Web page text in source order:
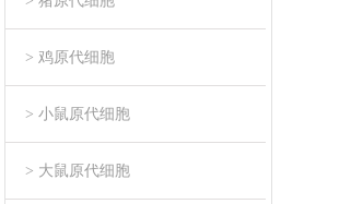
> 鸡原代细胞
> 小鼠原代细胞
> 大鼠原代细胞